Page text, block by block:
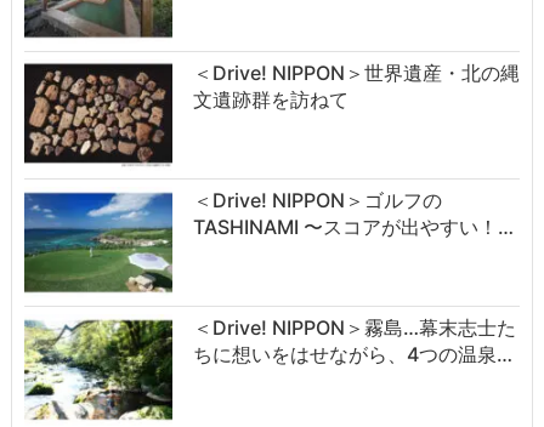
＜Drive! NIPPON＞世界遺産・北の縄
文遺跡群を訪ねて
＜Drive! NIPPON＞ゴルフの
TASHINAMI 〜スコアが出やすい！…
＜Drive! NIPPON＞霧島…幕末志士た
ちに想いをはせながら、4つの温泉…